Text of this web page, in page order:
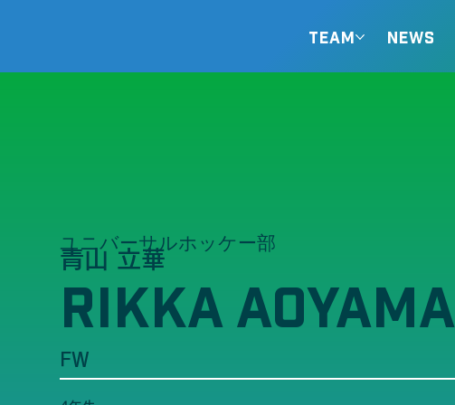
TEAM NEWS
ユニバーサルホッケー部
青山 立華
RIKKA AOYAMA
FW